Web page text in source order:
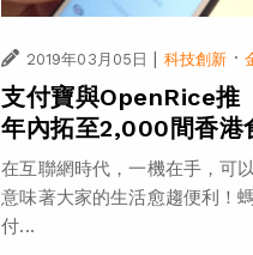
2019年03月05日 科技創新 ·
支付寶與OpenRice推
年內拓至2,000間香港
在互聯網時代，一機在手，可
意味著大家的生活愈趨便利！
付...